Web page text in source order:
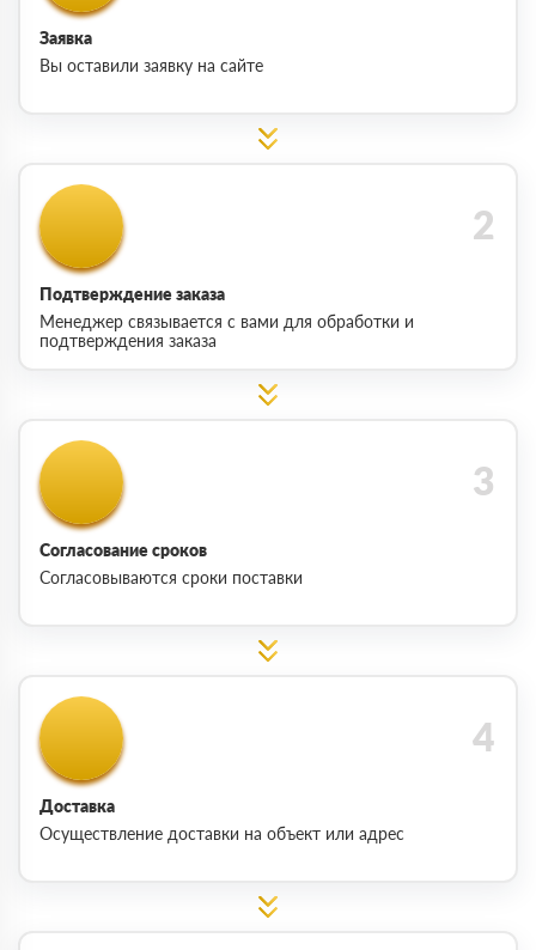
Заявка
Вы оставили заявку на сайте
Подтверждение заказа
Менеджер связывается с вами для обработки и
подтверждения заказа
Согласование сроков
Согласовываются сроки поставки
Доставка
Осуществление доставки на объект или адрес